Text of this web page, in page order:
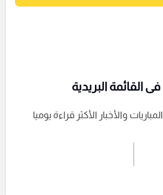
إرسال تعليق
القائمة البريدية
والأخبار الأكثر قراءة يوميا